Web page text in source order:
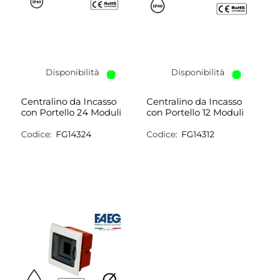
Disponibilità
Centralino da Incasso
con Portello 24 Moduli
Codice: FG14324
Disponibilità
Centralino da Incasso
con Portello 12 Moduli
Codice: FG14312